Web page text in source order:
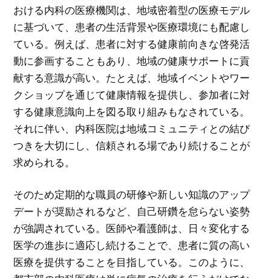
おける内科の医療機関は、地域密着型の医療モデル
に基づいて、患者の生活背景や医療環境にも配慮し
ている。例えば、患者に対する健康前向きな啓発活
動に参画することもあり、地域の健康サポートに貢
献する意識が高い。たとえば、地域イベントやワー
クショップを通じて健康情報を提供し、参加者に対
する健康意識向上を図る取り組みもなされている。
それに伴い、内科医院は地域コミュニティとの結び
つきを大切にし、信頼される場であり続けることが
求められる。
そのため定期的な職員の研修や新しい知識のアップ
デートが奨励されるなど、自己研鑽を怠らない姿勢
が強調されている。医師や看護師は、日々変化する
医学の進歩に適応し続けることで、患者に質の高い
医療を提供することを目指している。このように、